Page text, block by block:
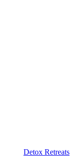
Detox Retreats